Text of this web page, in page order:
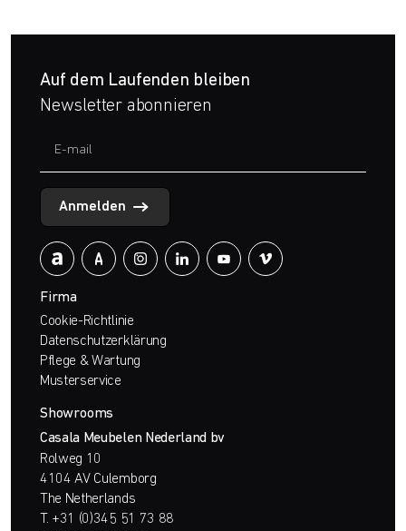
Auf dem Laufenden bleiben
Newsletter abonnieren
Anmelden
Firma
Cookie-Richtlinie
Datenschutzerklärung
Pflege & Wartung
Musterservice
Showrooms
Casala Meubelen Nederland bv
Rolweg 10
4104 AV Culemborg
The Netherlands
T. +31 (0)345 51 73 88